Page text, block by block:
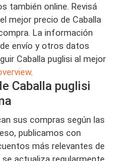
también online. Revisá
mejor precio de Caballa
La información
envío y otros datos
Caballa puglisi al mejor
.
Caballa puglisi
sus compras según las
publicamos con
más relevantes de